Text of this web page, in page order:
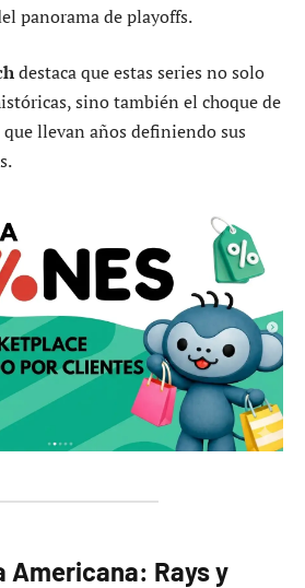
panorama de playoffs.
destaca que estas series no solo
sino también el choque de
llevan años definiendo sus
Americana: Rays y